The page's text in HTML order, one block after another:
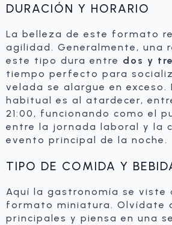
DURACIÓN Y HORARIO
La belleza de este formato
agilidad. Generalmente, una
este tipo dura entre dos y
tiempo perfecto para
velada se alargue en exceso.
habitual es al atardecer,
21:00, funcionando como el
entre la jornada laboral y la
evento principal de la noche.
TIPO DE COMIDA Y
Aquí la gastronomía se viste
formato miniatura. Olvídate
principales y piensa en una